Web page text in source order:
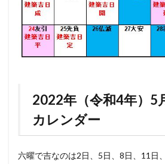
2022年（令和4年）5
カレンダー
六曜で吉なのは2日、5日、8日、11日